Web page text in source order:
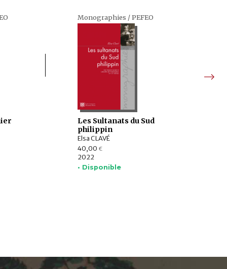
Monographies / PEFEO
Les Sultanats du Sud
philippin
Elsa CLAVÉ
40,00 €
2022
• Disponible